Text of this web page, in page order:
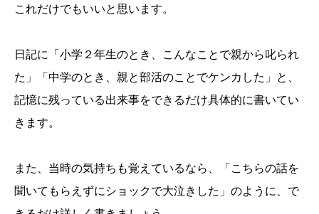
これだけでもいいと思います。
日記に「小学２年生のとき、こんなことで親から叱られ
た」「中学のとき、親と部活のことでケンカした」と、
記憶に残っている出来事をできるだけ具体的に書いてい
きます。
また、当時の気持ちも覚えているなら、「こちらの話を
聞いてもらえずにショックで大泣きした」のように、で